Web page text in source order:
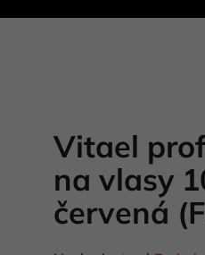
Vitael
na vlasy
červená